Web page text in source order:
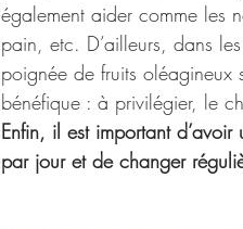
également aider comme les
pain, etc. D’ailleurs, dans
poignée de fruits
bénéfique : à privilégier, le
Enfin, il est important
par jour et de changer